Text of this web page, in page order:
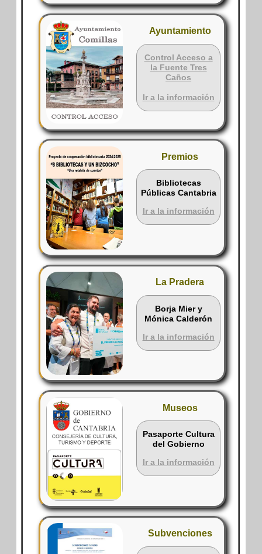
Ayuntamiento
Control Acceso a
la Fuente Tres
Caños
Ir a la información
Premios
Bibliotecas
Públicas Cantabria
Ir a la información
La Pradera
Borja Mier y
Mónica Calderón
Ir a la información
Museos
Pasaporte Cultura
del Gobierno
Ir a la información
Subvenciones